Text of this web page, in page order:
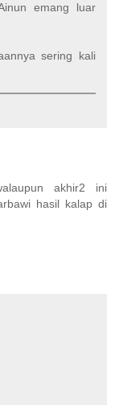
emang luar
sering kali
akhir2 ini
hasil kalap di